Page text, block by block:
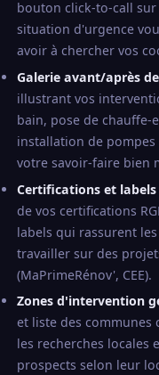
bouton click-to-call
situation d'urgence
avoir à chercher vos
Galerie avant/après
illustrant vos
bain, pose de chauffe-
installation de pompes
votre savoir-faire bien
Certifications et labels
de vos certifications
labels qui rassurent
travailler sur des
(MaPrimeRénov', CEE).
Zones d'intervention
et liste des communes
les recherches locales
prospects selon leur